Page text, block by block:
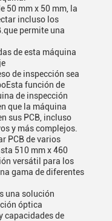
50 mm x 50 mm, la
incluso los
permite una
de esta máquina
de inspección sea
función de
de inspección
que la máquina
sus PCB, incluso
y más complejos.
PCB de varios
510 mm x 460
versátil para los
gama de diferentes
una solución
óptica
capacidades de